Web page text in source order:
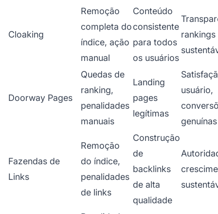
Cloaking
Remoção
completa do
índice, ação
manual
Conteúdo
consistente
para todos
os usuários
rankings
Doorway Pages
Quedas de
ranking,
penalidades
manuais
Landing
pages
legítimas
usuário,
genuínas
Fazendas de
Links
Remoção
do índice,
penalidades
de links
Construção
de
backlinks
de alta
qualidade